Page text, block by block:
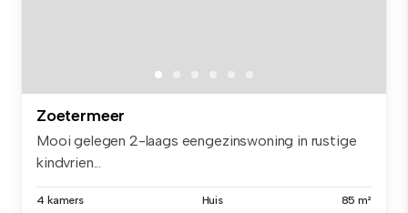
Zoetermeer
Mooi gelegen 2-laags eengezinswoning in rustige
kindvrien...
4 kamers Huis 85 m²